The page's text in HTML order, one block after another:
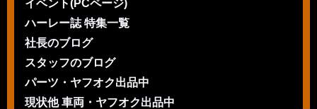
イベント(PCページ)
ハーレー誌 特集一覧
社長のブログ
スタッフのブログ
パーツ・ヤフオク出品中
現状他 車両・ヤフオク出品中